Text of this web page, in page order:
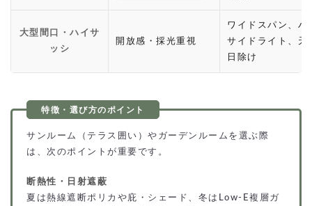
大型間口・ハイサ
ッシ
開放感・採光重視
ワイドスパン、ハ
サイドライト、天
日除け
サンルーム（テラス囲い）やガーデンルームを選ぶ際
は、次のポイントが重要です。
断熱性・日射遮蔽
夏は熱線遮断ポリカや庇・シェード、冬はLow-E複層ガ